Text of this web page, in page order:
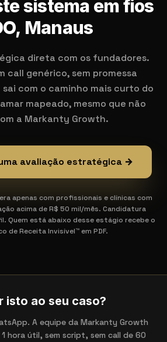
sistema em fios
Manaus
direta com os fundadores.
call genérico, sem promessa
com o caminho mais curto do
mapeado, mesmo que não
a Markanty Growth.
avaliação estratégica →
apenas com profissionais e clínicas com
acima de R$ 50 mil/mês. Candidatura
Quem está abaixo desse estágio recebe o
de Receita Invisível™ em PDF.
isto ao seu caso?
A equipe da Markanty Growth
hora útil, sem script, sem call de 60